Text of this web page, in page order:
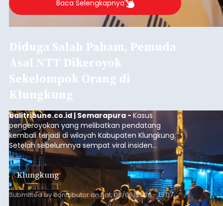
Baca Selengkapnya
Diduga Salah Paham, Pemuda
Asal NTT Dikeroyok
Sekelompok Orang di
Klungkung
balitribune.co.id | Semarapura -Kasus
pengeroyokan yang melibatkan pendatang
kembali terjadi di wilayah Kabupaten Klungkung.
Setelah sebelumnya sempat viral insiden
keributan di barat Pasar Galiran, peristiwa serupa
kini menimpa seorang pemuda asal Kabupaten
Sumba Barat Daya (SBD), Nusa Tenggara Timur
(NTT).
Klungkung
Submitted bycontributoronSat, 08/08/2026 - 13:07